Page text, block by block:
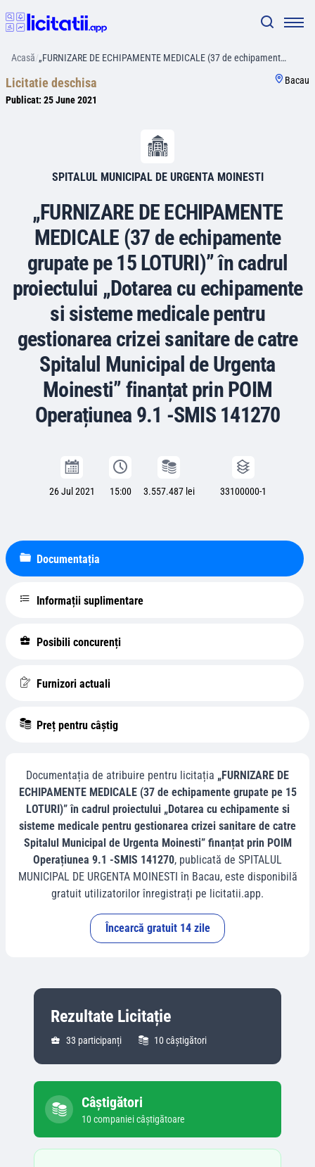
Acasă/„FURNIZARE DE ECHIPAMENTE MEDICALE (37 de echipament…
Licitatie deschisa
Publicat: 25 June 2021
Bacau
SPITALUL MUNICIPAL DE URGENTA MOINESTI
„FURNIZARE DE ECHIPAMENTE
MEDICALE (37 de echipamente
grupate pe 15 LOTURI)” în cadrul
proiectului „Dotarea cu echipamente
si sisteme medicale pentru
gestionarea crizei sanitare de catre
Spitalul Municipal de Urgenta
Moinesti” finanțat prin POIM
Operațiunea 9.1 -SMIS 141270
26 Jul 2021 15:00 3.557.487 lei 33100000-1
Documentația
Informații suplimentare
Posibili concurenți
Furnizori actuali
Preț pentru câștig
Documentația de atribuire pentru licitația „FURNIZARE DE
ECHIPAMENTE MEDICALE (37 de echipamente grupate pe 15
LOTURI)” în cadrul proiectului „Dotarea cu echipamente si
sisteme medicale pentru gestionarea crizei sanitare de catre
Spitalul Municipal de Urgenta Moinesti” finanțat prin POIM
Operațiunea 9.1 -SMIS 141270, publicată de SPITALUL
MUNICIPAL DE URGENTA MOINESTI în Bacau, este disponibilă
gratuit utilizatorilor înregistrați pe licitatii.app.
Încearcă gratuit 14 zile
Rezultate Licitație
33 participanți 10câștigători
Câștigători
10companieicâștigătoare